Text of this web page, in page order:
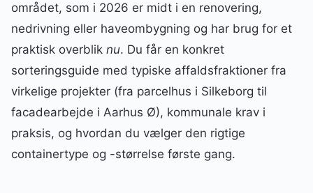
området, som i 2026 er midt i en renovering,
nedrivning eller haveombygning og har brug for et
praktisk overblik nu. Du får en konkret
sorteringsguide med typiske affaldsfraktioner fra
virkelige projekter (fra parcelhus i Silkeborg til
facadearbejde i Aarhus Ø), kommunale krav i
praksis, og hvordan du vælger den rigtige
containertype og -størrelse første gang.